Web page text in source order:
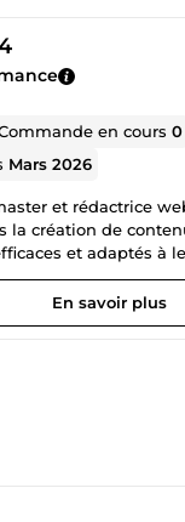
en cours0
Mars 2026
et rédactrice
la création de
et adaptés à
d’expérience en
habituée à
rendu propre et
En savoir plus